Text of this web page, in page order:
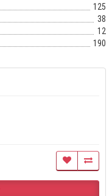
125
38
12
190